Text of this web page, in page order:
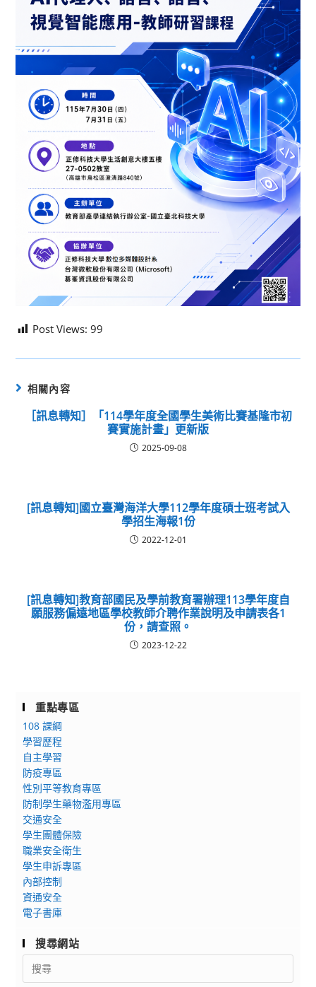
Post Views: 99
相關內容
［訊息轉知］「114學年度全國學生美術比賽基隆市初
賽實施計畫」更新版
2025-09-08
[訊息轉知]國立臺灣海洋大學112學年度碩士班考試入
學招生海報1份
2022-12-01
[訊息轉知]教育部國民及學前教育署辦理113學年度自
願服務偏遠地區學校教師介聘作業說明及申請表各1
份，請查照。
2023-12-22
重點專區
108 課綱
學習歷程
自主學習
防疫專區
性別平等教育專區
防制學生藥物濫用專區
交通安全
學生團體保險
職業安全衛生
學生申訴專區
內部控制
資通安全
電子書庫
搜尋網站
Search
for: